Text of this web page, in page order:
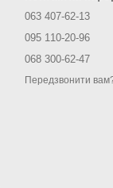
063 407-62-13
095 110-20-96
068 300-62-47
Передзвонити